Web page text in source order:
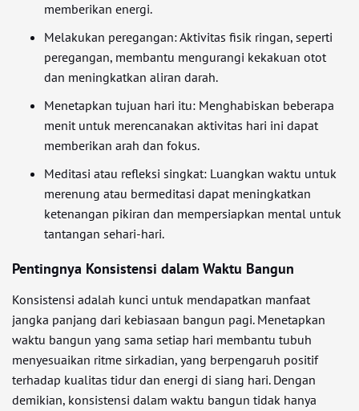
memberikan energi.
Melakukan peregangan: Aktivitas fisik ringan, seperti
peregangan, membantu mengurangi kekakuan otot
dan meningkatkan aliran darah.
Menetapkan tujuan hari itu: Menghabiskan beberapa
menit untuk merencanakan aktivitas hari ini dapat
memberikan arah dan fokus.
Meditasi atau refleksi singkat: Luangkan waktu untuk
merenung atau bermeditasi dapat meningkatkan
ketenangan pikiran dan mempersiapkan mental untuk
tantangan sehari-hari.
Pentingnya Konsistensi dalam Waktu Bangun
Konsistensi adalah kunci untuk mendapatkan manfaat
jangka panjang dari kebiasaan bangun pagi. Menetapkan
waktu bangun yang sama setiap hari membantu tubuh
menyesuaikan ritme sirkadian, yang berpengaruh positif
terhadap kualitas tidur dan energi di siang hari. Dengan
demikian, konsistensi dalam waktu bangun tidak hanya